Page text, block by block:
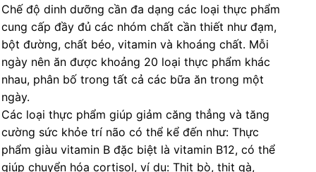
Chế độ dinh dưỡng cần đa dạng các loại thực phẩm
cung cấp đầy đủ các nhóm chất cần thiết như đạm,
bột đường, chất béo, vitamin và khoáng chất. Mỗi
ngày nên ăn được khoảng 20 loại thực phẩm khác
nhau, phân bố trong tất cả các bữa ăn trong một
ngày.
Các loại thực phẩm giúp giảm căng thẳng và tăng
cường sức khỏe trí não có thể kể đến như: Thực
phẩm giàu vitamin B đặc biệt là vitamin B12, có thể
giúp chuyển hóa cortisol, ví dụ: Thịt bò, thịt gà,